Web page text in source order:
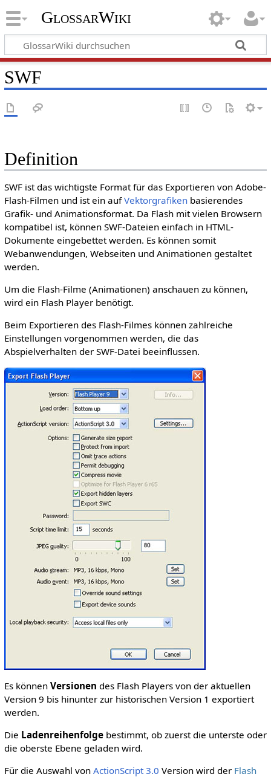
GlossarWiki
SWF
Definition
SWF ist das wichtigste Format für das Exportieren von Adobe-
Flash-Filmen und ist ein aufVektorgrafikenbasierendes
Grafik- und Animationsformat. Da Flash mit vielen Browsern
kompatibel ist, können SWF-Dateien einfach in HTML-
Dokumente eingebettet werden. Es können somit
Webanwendungen, Webseiten und Animationen gestaltet
werden.
Um die Flash-Filme (Animationen) anschauen zu können,
wird ein Flash Player benötigt.
Beim Exportieren des Flash-Filmes können zahlreiche
Einstellungen vorgenommen werden, die das
Abspielverhalten der SWF-Datei beeinflussen.
Es können Versionen des Flash Players von der aktuellen
Version 9 bis hinunter zur historischen Version 1 exportiert
werden.
Die Ladenreihenfolgebestimmt, ob zuerst die unterste oder
die oberste Ebene geladen wird.
Für die Auswahl von ActionScript 3.0 Version wird der Flash